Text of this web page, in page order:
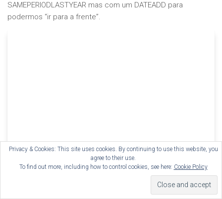
SAMEPERIODLASTYEAR mas com um DATEADD para
podermos “ir para a frente”.
Privacy & Cookies: This site uses cookies. By continuing to use this website, you
agree to their use.
To find out more, including how to control cookies, see here: Cookie Policy